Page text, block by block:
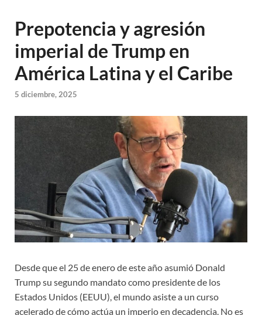
Prepotencia y agresión
imperial de Trump en
América Latina y el Caribe
5 diciembre, 2025
Desde que el 25 de enero de este año asumió Donald
Trump su segundo mandato como presidente de los
Estados Unidos (EEUU), el mundo asiste a un curso
acelerado de cómo actúa un imperio en decadencia. No es